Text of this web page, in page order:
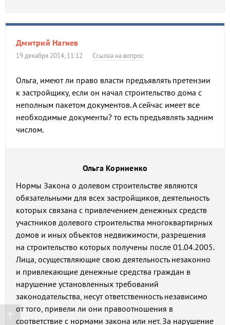
Дмитрий Нагиев
19 декабря 2014, 11:12 Ссылка на вопрос
Ольга, имеют ли право власти предъявлять претензии
к застройщику, если он начал строительство дома с
неполным пакетом документов. А сейчас имеет все
необходимые документы? то есть предъявлять задним
числом.
Ольга Корниенко
Нормы Закона о долевом строительстве являются
обязательными для всех застройщиков, деятельность
которых связана с привлечением денежных средств
участников долевого строительства многоквартирных
домов и иных объектов недвижимости, разрешения
на строительство которых получены после 01.04.2005.
Лица, осуществляющие свою деятельность незаконно
и привлекающие денежные средства граждан в
нарушение установленных требований
законодательства, несут ответственность независимо
от того, привели ли они правоотношения в
соответствие с нормами закона или нет. За нарушение